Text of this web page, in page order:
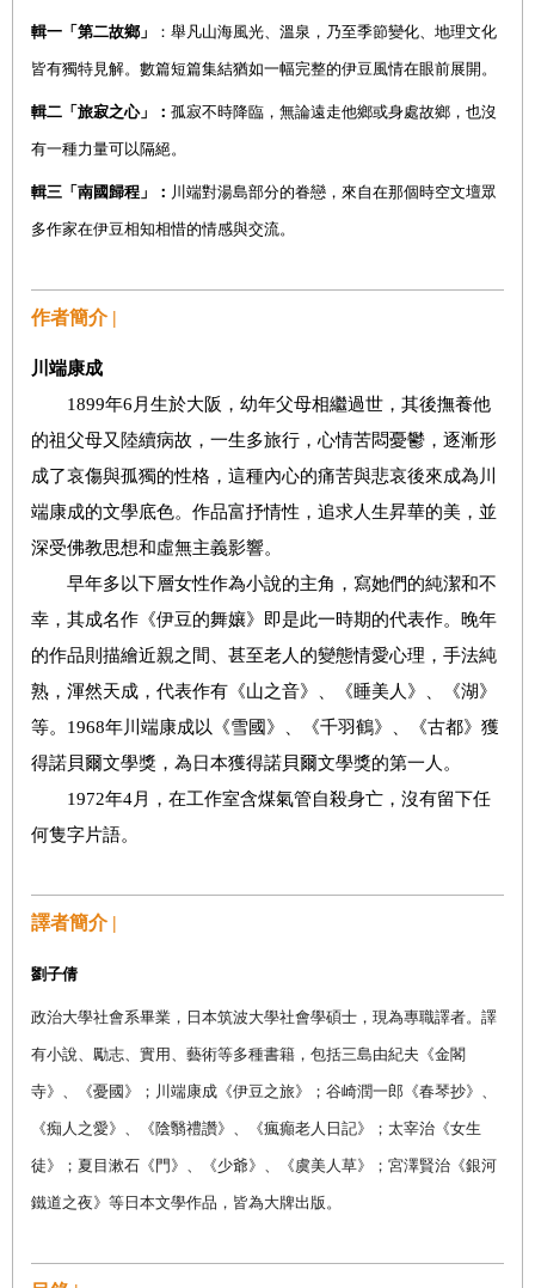
輯一「第二故鄉」 ：舉凡山海風光、溫泉，乃至季節變化、地理文化
皆有獨特見解。數篇短篇集結猶如一幅完整的伊豆風情在眼前展開。
輯二「旅寂之心」： 孤寂不時降臨，無論遠走他鄉或身處故鄉，也沒
有一種力量可以隔絕。
輯三「南國歸程」： 川端對湯島部分的眷戀，來自在那個時空文壇眾
多作家在伊豆相知相惜的情感與交流。
作者簡介 |
川端康成
1899年6 月生於大阪，幼年父母相繼過世，其後撫養他
的祖父母又陸續病故，一生多旅行，心情苦悶憂鬱，逐漸形
成了哀傷與孤獨的性格，這種內心的痛苦與悲哀後來成為川
端康成的文學底色。作品富抒情性，追求人生昇華的美，並
深受佛教思想和虛無主義影響。
早年多以下層女性作為小說的主角，寫她們的純潔和不
幸，其成名作《伊豆的舞孃》即是此一時期的代表作。晚年
的作品則描繪近親之間、甚至老人的變態情愛心理，手法純
熟，渾然天成，代表作有《山之音》、《睡美人》、《湖》
等。 1968年川端康成以《雪國》、《千羽鶴》、《古都》獲
得諾貝爾文學獎，為日本獲得諾貝爾文學獎的第一人。
1972年4月，在工作室含煤氣管自殺身亡，沒有留下任
何隻字片語。
譯者簡介 |
劉子倩
政治大學社會系畢業，日本筑波大學社會學碩士，現為專職譯者。譯
有小說、勵志、實用、藝術等多種書籍，包括三島由紀夫《金閣
寺》、《憂國》；川端康成《伊豆之旅》；谷崎潤一郎《春琴抄》、
《痴人之愛》、《陰翳禮讚》、《瘋癲老人日記》；太宰治《女生
徒》；夏目漱石《門》、《少爺》、《虞美人草》；宮澤賢治《銀河
鐵道之夜》等日本文學作品，皆為大牌出版。